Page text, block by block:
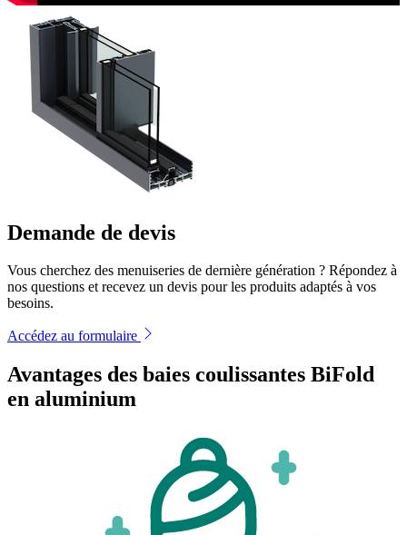
Demande de devis
Vous cherchez des menuiseries de dernière génération ? Répondez à
nos questions et recevez un devis pour les produits adaptés à vos
besoins.
Accédez au formulaire
Avantages des baies coulissantes BiFold
en aluminium